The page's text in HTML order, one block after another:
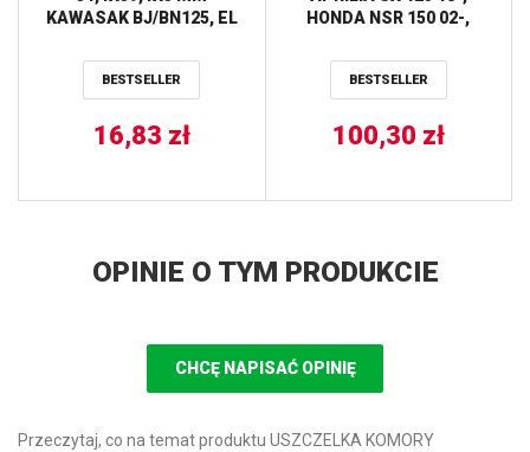
KAWASAK BJ/BN125, EL
250/300, KVF 300/400,
ZR750, ZR7 ATHENA
BESTSELLER
16,83 zł
HONDA NSR 150 02-,
KDX 250 90-94, KLX 250
09-17, KLF 300 89-07, H2
125 91-97, TT 350 91-95,
XTZ 750 89-97,
BESTSELLER
100,30 zł
OPINIE O TYM PRODUKCIE
CHCĘ NAPISAĆ OPINIĘ
Przeczytaj, co na temat produktu USZCZELKA KOMORY